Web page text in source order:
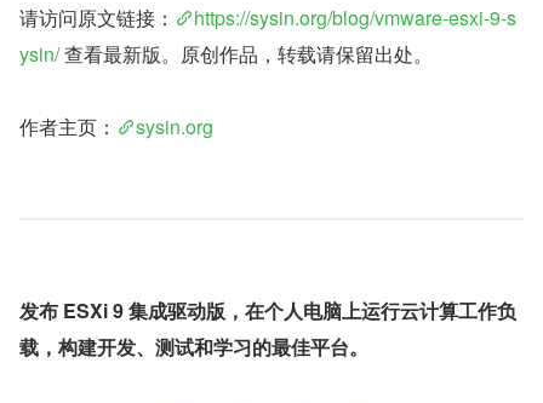
请访问原文链接：
https://sysin.org/blog/vmware-esxi-9-s
ysin/ 查看最新版。原创作品，转载请保留出处。
作者主页： sysin.org
发布 ESXi 9 集成驱动版，在个人电脑上运行云计算工作负
载，构建开发、测试和学习的最佳平台。